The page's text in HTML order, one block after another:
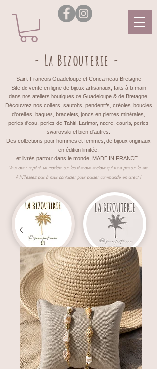
- La Bizouterie -
Saint-François Guadeloupe et Concarneau Bretagne
Site de vente en ligne de bijoux artisanaux, faits à la main
dans nos ateliers boutiques de Guadeloupe & de Bretagne.
Découvrez nos colliers, sautoirs, pendentifs, créoles, boucles
d'oreilles, bagues, bracelets, joncs en pierres minérales,
perles d'eau, perles de Tahiti, Larimar, nacre, cauris, perles
swarovski et bien d'autres.
Des collections pour hommes et femmes, de bijoux originaux
en édition limitée,
et livrés partout dans le monde, MADE IN FRANCE.
Vous avez repéré un modèle sur les réseaux sociaux qui n'est pas sur le site
? N'hésitez pas à nous contacter pour passer commande en direct !